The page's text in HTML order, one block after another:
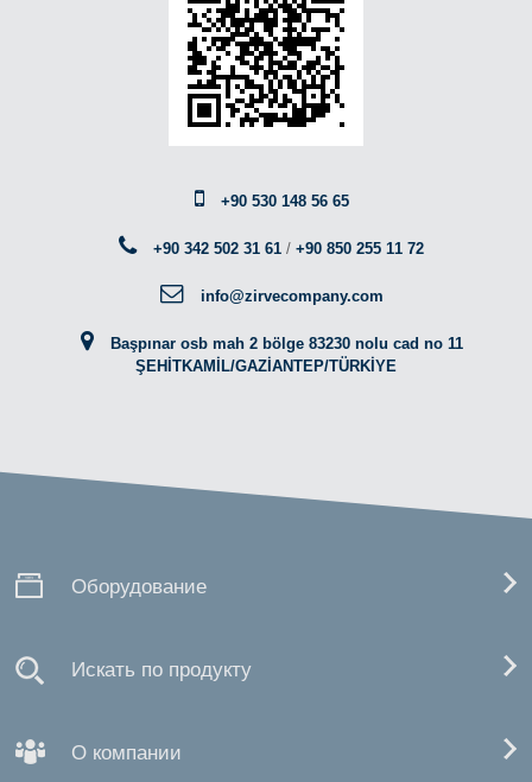
+90 530 148 56 65
+90 342 502 31 61 /+90 850 255 11 72
info@zirvecompany.com
Başpınar osb mah 2 bölge 83230 nolu cad no 11
ŞEHİTKAMİL/GAZİANTEP/TÜRKİYE
Оборудование
Искать по продукту
О компании